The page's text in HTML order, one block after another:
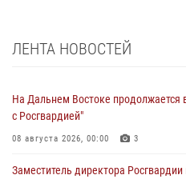
ЛЕНТА НОВОСТЕЙ
На Дальнем Востоке продолжается
с Росгвардией"
08 августа 2026, 00:00 3
Заместитель директора